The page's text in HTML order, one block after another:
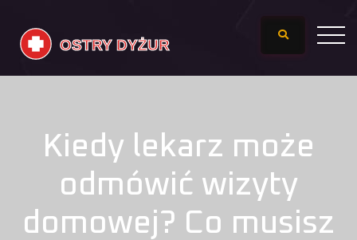
Kiedy lekarz może
odmówić wizyty
domowej? Co musisz